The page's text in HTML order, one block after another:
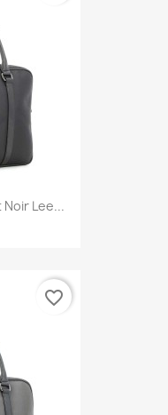
Lee...
favorite_border